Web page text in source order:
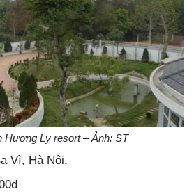
Hương Ly resort – Ảnh: ST
Vì, Hà Nội.